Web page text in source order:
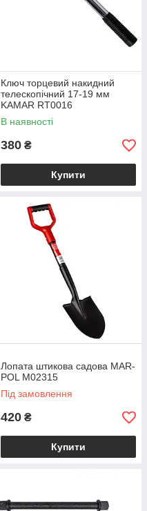
Ключ торцевий накидний
телескопічний 17-19 мм
KAMAR RT0016
В наявності
380 ₴
Купити
Лопата штикова садова MAR-
POL M02315
Під замовлення
420 ₴
Купити